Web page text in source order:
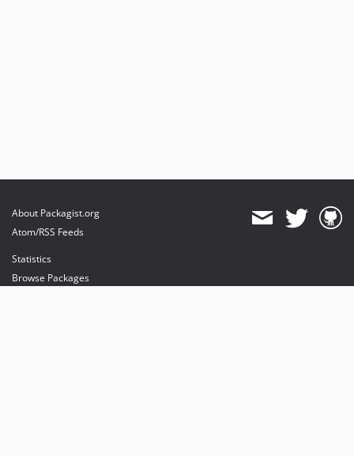
About Packagist.org
Atom/RSS Feeds
Statistics
Browse Packages